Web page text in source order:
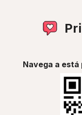
Navega a está